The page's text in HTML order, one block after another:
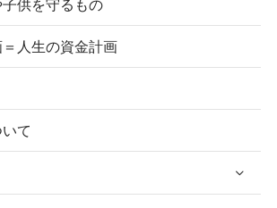
供を守るもの
人生の資金計画
て